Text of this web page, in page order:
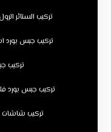
تركيب الستائر الرول
تركيب جبس
تركيب
تركيب جبس بورد
تركيب شاشات